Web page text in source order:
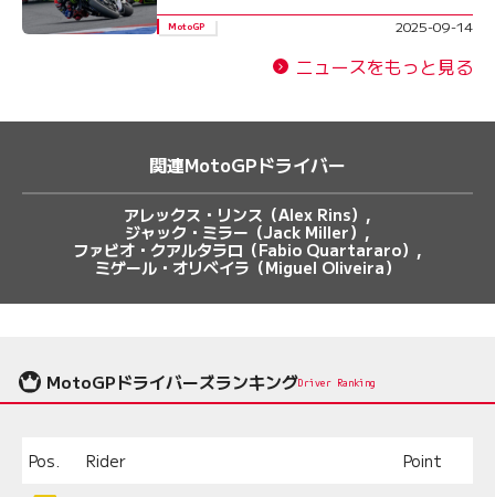
MotoGP 2025-09-14
ニュースをもっと見る
関連MotoGPドライバー
アレックス・リンス（Alex Rins）
ジャック・ミラー（Jack Miller）
ファビオ・クアルタラロ（Fabio Quartararo）
ミゲール・オリベイラ（Miguel Oliveira）
MotoGPドライバーズランキングDriver Ranking
Pos. Rider Point